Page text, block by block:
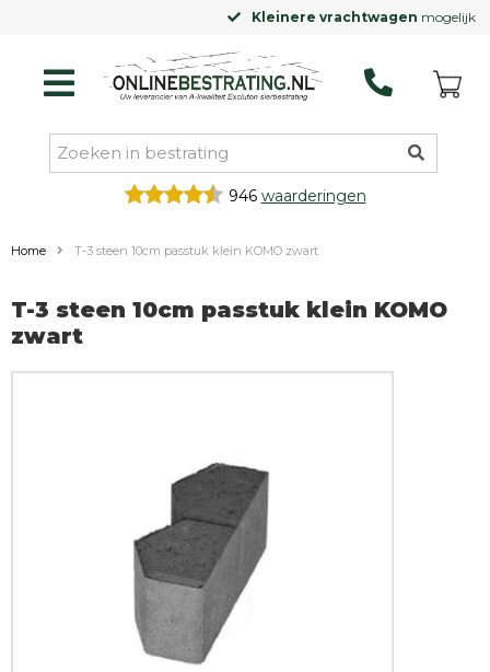
Kleinere vrachtwagenmogelijk
946 waarderingen
Home T-3 steen 10cm passtuk klein KOMO zwart
T-3 steen 10cm passtuk klein KOMO
zwart